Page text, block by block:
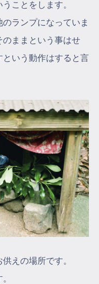
ことをします。
ランプになっていま
ままという事はせ
いう動作はすると言
えの場所です。